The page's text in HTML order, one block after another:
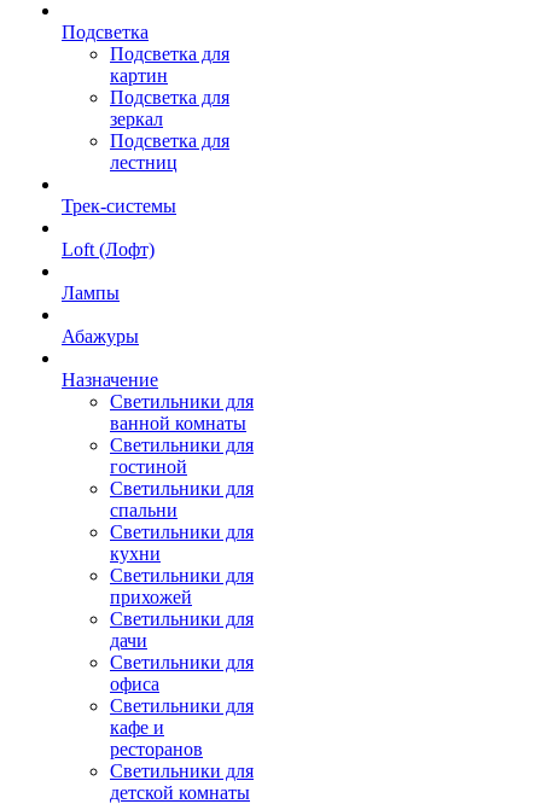
Подсветка
Подсветка для
картин
Подсветка для
зеркал
Подсветка для
лестниц
Трек-системы
Loft (Лофт)
Лампы
Абажуры
Назначение
Светильники для
ванной комнаты
Светильники для
гостиной
Светильники для
спальни
Светильники для
кухни
Светильники для
прихожей
Светильники для
дачи
Светильники для
офиса
Светильники для
кафе и
ресторанов
Светильники для
детской комнаты